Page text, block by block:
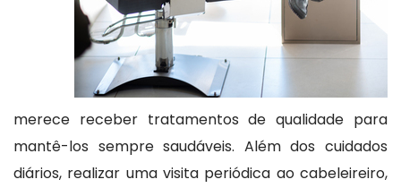
merece receber tratamentos de qualidade para
mantê-los sempre saudáveis. Além dos cuidados
diários, realizar uma visita periódica ao cabeleireiro,